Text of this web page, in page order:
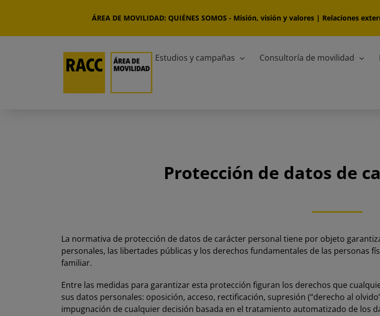
ÁREA DE MOVILIDAD: QUIÉNES SOMOS - Misión, visión y valores| Relaciones
Estudios y campañas Consultoría de movilidad
Protección de datos de
La normativa de protección de datos de carácter personal tiene por objeto
personales, las libertades públicas y los derechos fundamentales de las personas
familiar.
Entre las medidas para garantizar esta protección figuran los derechos que
sus datos personales: oposición, acceso, rectificación, supresión (“derecho al
impugnación de cualquier decisión basada en el tratamiento automatizado de los